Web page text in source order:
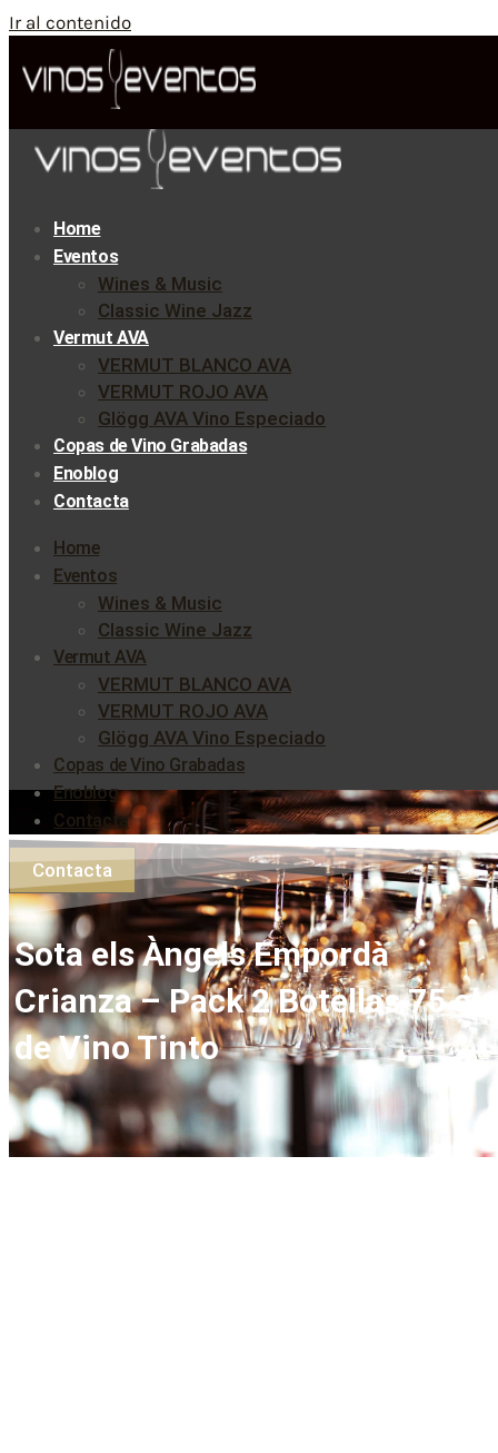
Ir al contenido
Home
Eventos
Wines & Music
Classic Wine Jazz
Vermut AVA
VERMUT BLANCO AVA
VERMUT ROJO AVA
Glögg AVA Vino Especiado
Copas de Vino Grabadas
Enoblog
Contacta
Home
Eventos
Wines & Music
Classic Wine Jazz
Vermut AVA
VERMUT BLANCO AVA
VERMUT ROJO AVA
Glögg AVA Vino Especiado
Copas de Vino Grabadas
Enoblog
Contacta
Contacta
Sota els Àngels Empordà
Crianza – Pack 2 Botellas 75 cl
de Vino Tinto